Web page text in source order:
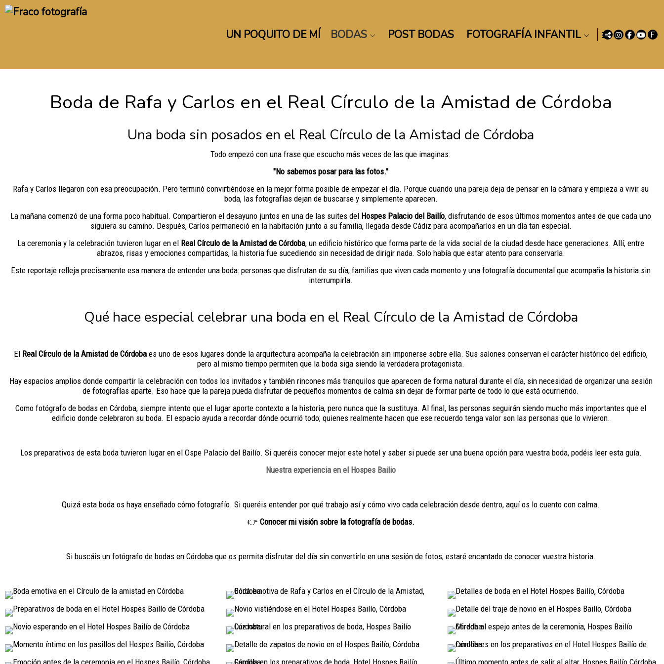
UN POQUITO DE MÍ BODAS POST BODAS FOTOGRAFÍA INFANTIL
Boda de Rafa y Carlos en el Real Círculo de la Amistad de Córdoba
Una boda sin posados en el Real Círculo de la Amistad de Córdoba
Todo empezó con una frase que escucho más veces de las que imaginas.
"No sabemos posar para las fotos."
Rafa y Carlos llegaron con esa preocupación. Pero terminó convirtiéndose en la mejor forma posible de empezar el día. Porque cuando una pareja deja de pensar en la cámara y empieza a vivir su
boda, las fotografías dejan de buscarse y simplemente aparecen.
La mañana comenzó de una forma poco habitual. Compartieron el desayuno juntos en una de las suites del Hospes Palacio del Bailío, disfrutando de esos últimos momentos antes de que cada uno
siguiera su camino. Después, Carlos permaneció en la habitación junto a su familia, llegada desde Cádiz para acompañarlos en un día tan especial.
La ceremonia y la celebración tuvieron lugar en el Real Círculo de la Amistad de Córdoba, un edificio histórico que forma parte de la vida social de la ciudad desde hace generaciones. Allí, entre
abrazos, risas y emociones compartidas, la historia fue sucediendo sin necesidad de dirigir nada. Solo había que estar atento para conservarla.
Este reportaje refleja precisamente esa manera de entender una boda: personas que disfrutan de su día, familias que viven cada momento y una fotografía documental que acompaña la historia sin
interrumpirla.
Qué hace especial celebrar una boda en el Real Círculo de la Amistad de Córdoba
El Real Círculo de la Amistad de Córdoba es uno de esos lugares donde la arquitectura acompaña la celebración sin imponerse sobre ella. Sus salones conservan el carácter histórico del edificio,
pero al mismo tiempo permiten que la boda siga siendo la verdadera protagonista.
Hay espacios amplios donde compartir la celebración con todos los invitados y también rincones más tranquilos que aparecen de forma natural durante el día, sin necesidad de organizar una sesión
de fotografías aparte. Eso hace que la pareja pueda disfrutar de pequeños momentos de calma sin dejar de formar parte de todo lo que está ocurriendo.
Como fotógrafo de bodas en Córdoba, siempre intento que el lugar aporte contexto a la historia, pero nunca que la sustituya. Al final, las personas seguirán siendo mucho más importantes que el
edificio donde celebraron su boda. El espacio ayuda a recordar dónde ocurrió todo; quienes realmente hacen que ese recuerdo tenga valor son las personas que lo vivieron.
Los preparativos de esta boda tuvieron lugar en el Ospe Palacio del Bailío. Si queréis conocer mejor este hotel y saber si puede ser una buena opción para vuestra boda, podéis leer esta guía.
Nuestra experiencia en el Hospes Bailio
Quizá esta boda os haya enseñado cómo fotografío. Si queréis entender por qué trabajo así y cómo vivo cada celebración desde dentro, aquí os lo cuento con calma.
👉 Conocer mi visión sobre la fotografía de bodas.
Si buscáis un fotógrafo de bodas en Córdoba que os permita disfrutar del día sin convertirlo en una sesión de fotos, estaré encantado de conocer vuestra historia.